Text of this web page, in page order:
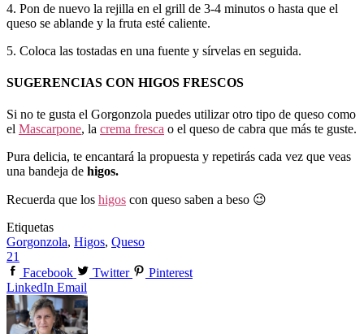
4. Pon de nuevo la rejilla en el grill de 3-4 minutos o hasta que el
queso se ablande y la fruta esté caliente.
5. Coloca las tostadas en una fuente y sírvelas en seguida.
SUGERENCIAS CON HIGOS FRESCOS
Si no te gusta el Gorgonzola puedes utilizar otro tipo de queso como
el Mascarpone, la crema fresca o el queso de cabra que más te guste.
Pura delicia, te encantará la propuesta y repetirás cada vez que veas
una bandeja de higos.
Recuerda que los higos con queso saben a beso 😉
Etiquetas
Gorgonzola, Higos, Queso
21
Facebook
Twitter
Pinterest
LinkedIn Email